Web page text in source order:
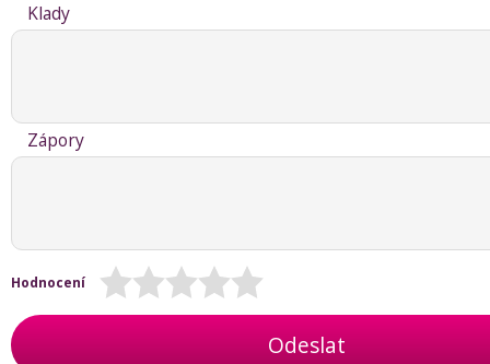
Klady
Zápory
Hodnocení
Odeslat